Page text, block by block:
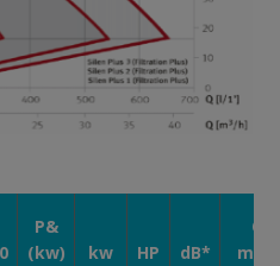
P&
(kw)
kw HP dB*
Q
max.